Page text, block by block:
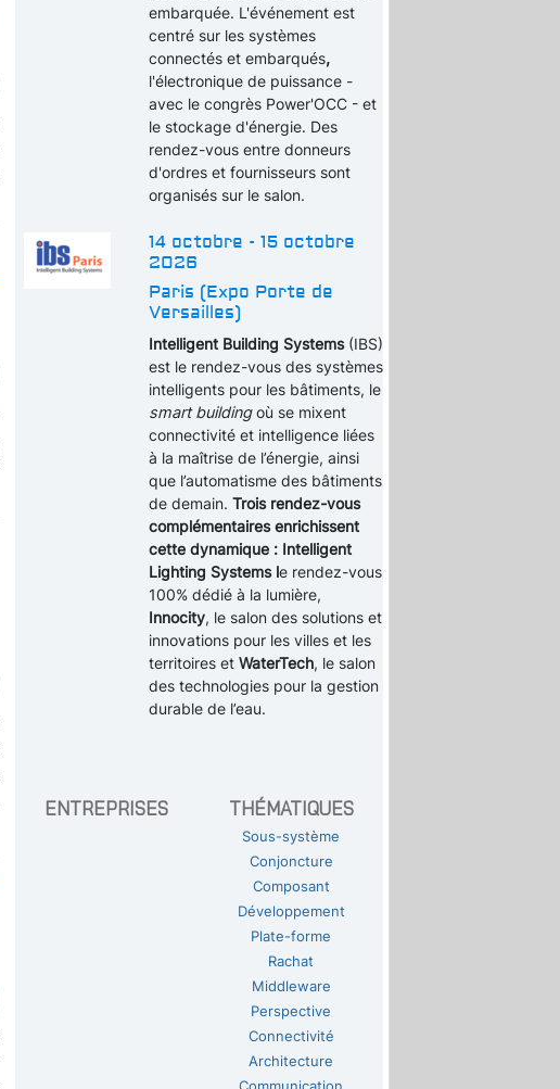
embarquée. L'événement est
centré sur les systèmes
connectés et embarqués,
l'électronique de puissance -
avec le congrès Power'OCC - et
le stockage d'énergie. Des
rendez-vous entre donneurs
d'ordres et fournisseurs sont
organisés sur le salon.
14 octobre - 15 octobre
2026
Paris (Expo Porte de
Versailles)
Intelligent Building Systems(IBS)
est le rendez-vous des systèmes
intelligents pour les bâtiments, le
smart buildingoù se mixent
connectivité et intelligence liées
à la maîtrise de l’énergie, ainsi
que l’automatisme des bâtiments
de demain. Trois rendez-vous
complémentaires enrichissent
cette dynamique : Intelligent
Lighting Systems le rendez-vous
100% dédié à la lumière,
Innocity, le salon des solutions et
innovations pour les villes et les
territoires et WaterTech, le salon
des technologies pour la gestion
durable de l’eau.
ENTREPRISES THÉMATIQUES
Sous-système
Conjoncture
Composant
Développement
Plate-forme
Rachat
Middleware
Perspective
Connectivité
Architecture